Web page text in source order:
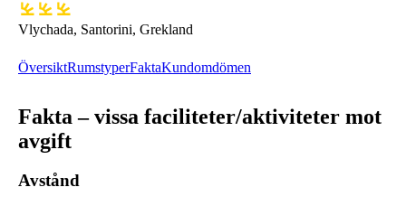
Vlychada, Santorini, Grekland
ÖversiktRumstyperFaktaKundomdömen
Fakta – vissa faciliteter/aktiviteter mot
avgift
Avstånd